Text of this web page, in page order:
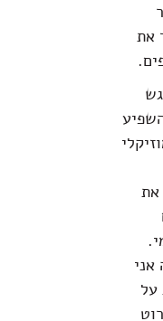
את
את
על